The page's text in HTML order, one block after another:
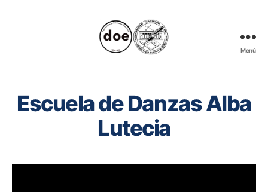
Carreras
de
Nivel
Superior
Menú
Categorías
Escuela de Danzas Alba
Lutecia